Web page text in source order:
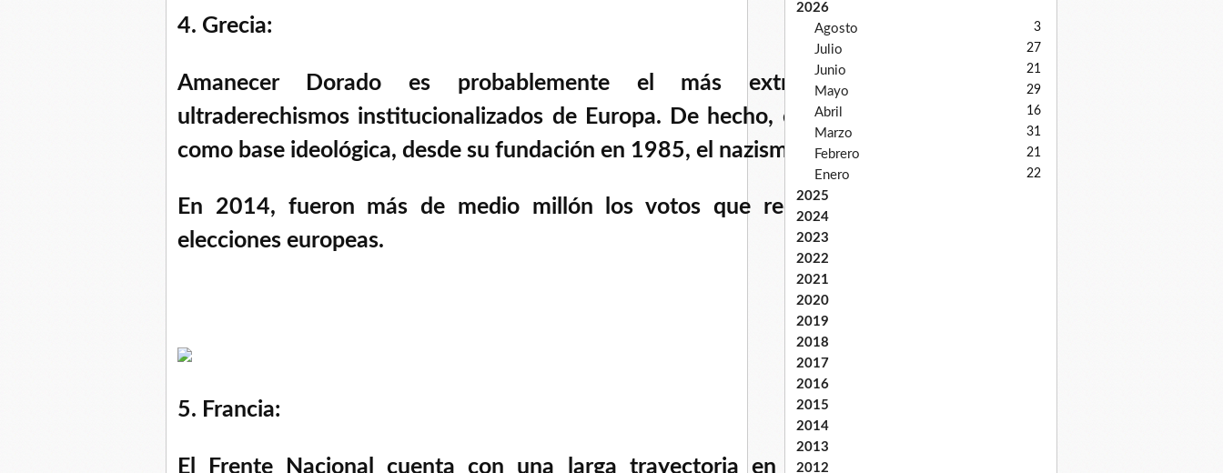
4. Grecia:
Amanecer Dorado es probablemente el más extremo de los
ultraderechismos institucionalizados de Europa. De hecho, el partido tiene
como base ideológica, desde su fundación en 1985, el nazismo.
En 2014, fueron más de medio millón los votos que recibieron en las
elecciones europeas.
5. Francia:
El Frente Nacional cuenta con una larga trayectoria en la política francesa.
2026
Agosto
3
Julio 27
Junio 21
Mayo 29
Abril 16
Marzo 31
Febrero 21
Enero 22
2025
2024
2023
2022
2021
2020
2019
2018
2017
2016
2015
2014
2013
2012